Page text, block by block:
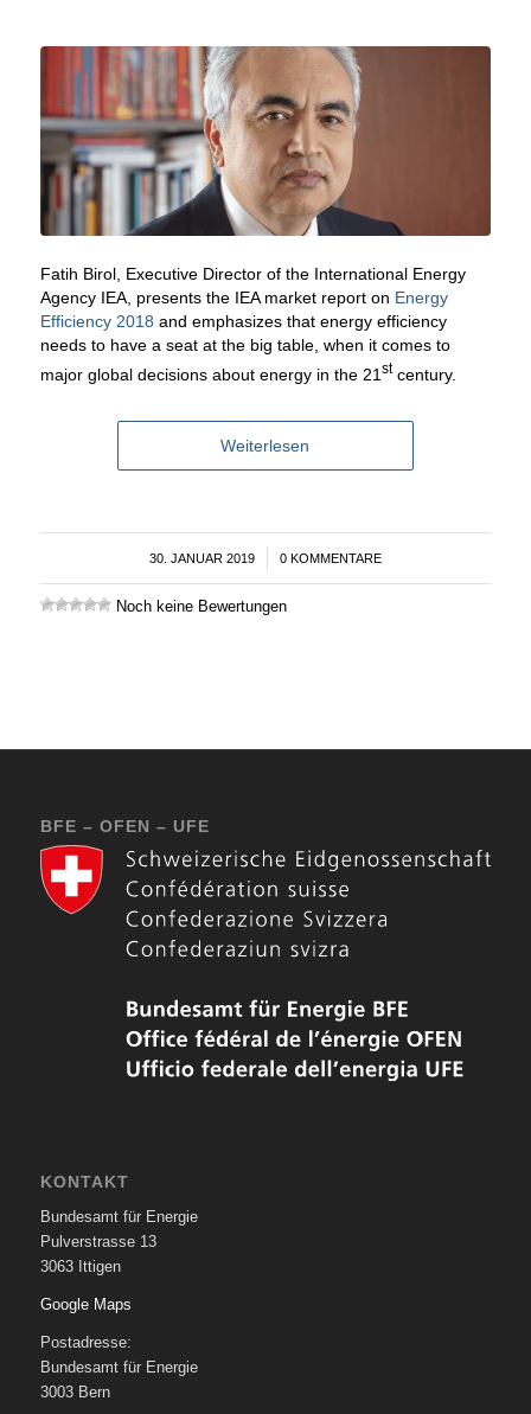
Fatih Birol, Executive Director of the International Energy
Agency IEA, presents the IEA market report on Energy
Efficiency 2018 and emphasizes that energy efficiency
needs to have a seat at the big table, when it comes to
major global decisions about energy in the 21 stcentury.
Weiterlesen
30. JANUAR 2019
/ 0 KOMMENTARE
Noch keine Bewertungen
BFE – OFEN – UFE
KONTAKT
Bundesamt für Energie
Pulverstrasse 13
3063 Ittigen
Google Maps
Postadresse:
Bundesamt für Energie
3003 Bern